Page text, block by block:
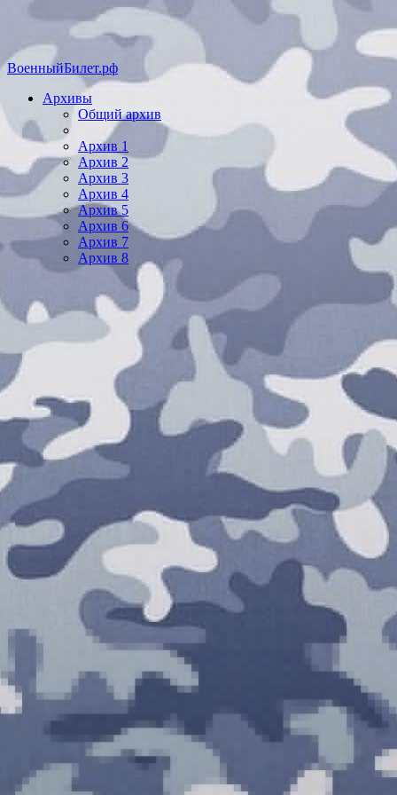
ВоенныйБилет.рф
Архивы
Общий архив
Архив 1
Архив 2
Архив 3
Архив 4
Архив 5
Архив 6
Архив 7
Архив 8